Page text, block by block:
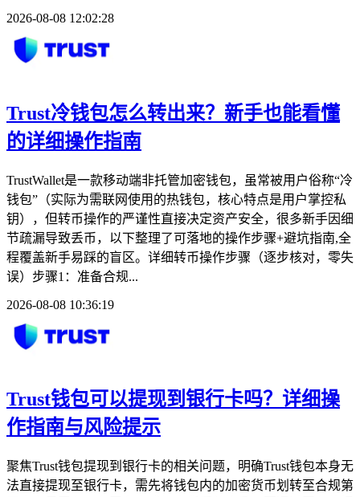
2026-08-08 12:02:28
Trust冷钱包怎么转出来？新手也能看懂
的详细操作指南
TrustWallet是一款移动端非托管加密钱包，虽常被用户俗称“冷
钱包”（实际为需联网使用的热钱包，核心特点是用户掌控私
钥），但转币操作的严谨性直接决定资产安全，很多新手因细
节疏漏导致丢币，以下整理了可落地的操作步骤+避坑指南,全
程覆盖新手易踩的盲区。详细转币操作步骤（逐步核对，零失
误）步骤1：准备合规...
2026-08-08 10:36:19
Trust钱包可以提现到银行卡吗？详细操
作指南与风险提示
聚焦Trust钱包提现到银行卡的相关问题，明确Trust钱包本身无
法直接提现至银行卡，需先将钱包内的加密货币划转至合规第